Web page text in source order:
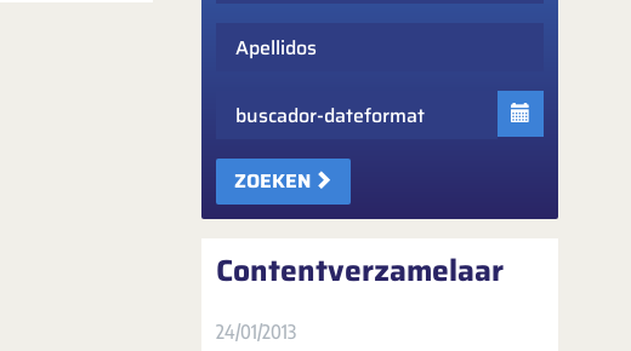
ZOEKEN
Contentverzamelaar
24/01/2013